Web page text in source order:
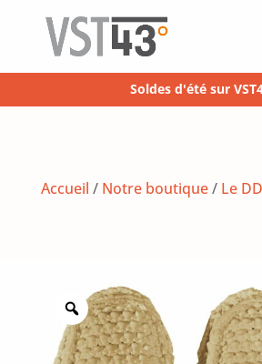
Soldes d'été sur
Accueil / Notre boutique/ Le DD